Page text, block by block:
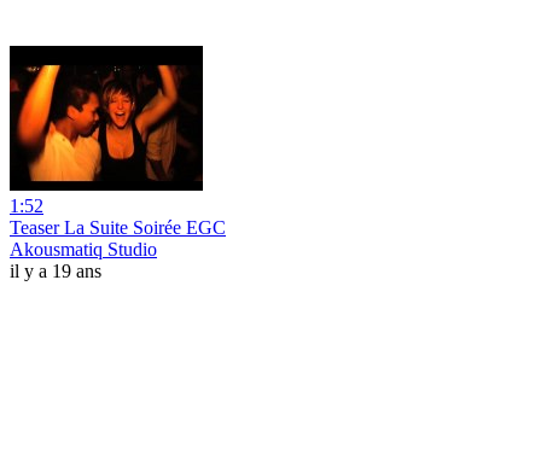
1:52
Teaser La Suite Soirée EGC
Akousmatiq Studio
il y a 19 ans